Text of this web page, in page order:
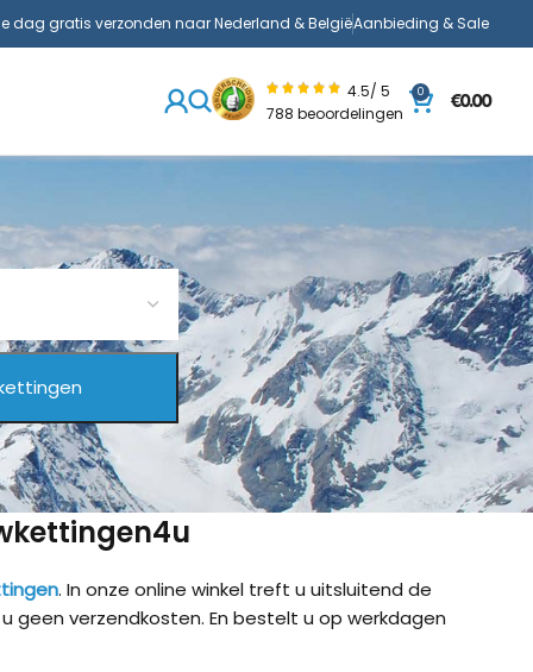
dag gratis verzonden naar Nederland & BelgiëAanbieding & Sale
4.5/ 5
788 beoordelingen
0
€0.00
. In onze online winkel treft u uitsluitend de
geen verzendkosten. En bestelt u op werkdagen